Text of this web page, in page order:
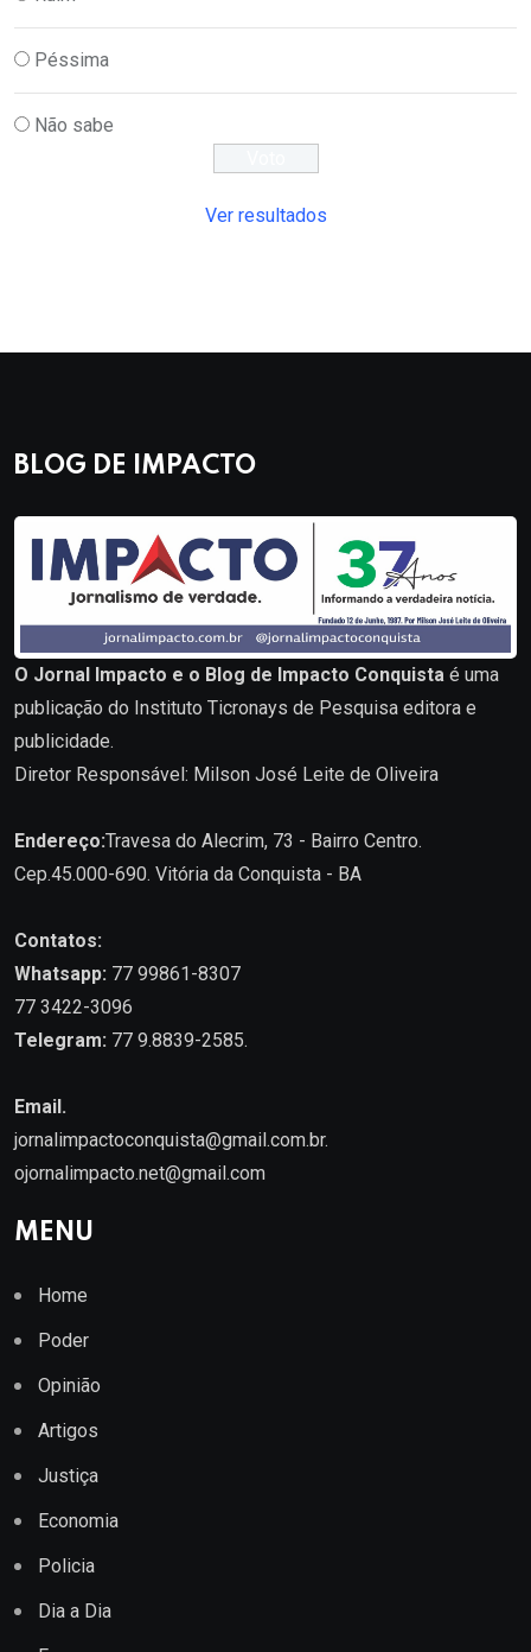
Péssima
Não sabe
Ver resultados
BLOG DE IMPACTO
O Jornal Impacto e o Blog de Impacto Conquista é uma
publicação do Instituto Ticronays de Pesquisa editora e
publicidade.
Diretor Responsável: Milson José Leite de Oliveira
Endereço:Travesa do Alecrim, 73 - Bairro Centro.
Cep.45.000-690. Vitória da Conquista - BA
Contatos:
Whatsapp: 77 99861-8307
77 3422-3096
Telegram: 77 9.8839-2585.
Email.
jornalimpactoconquista@gmail.com.br.
ojornalimpacto.net@gmail.com
MENU
Home
Poder
Opinião
Artigos
Justiça
Economia
Policia
Dia a Dia